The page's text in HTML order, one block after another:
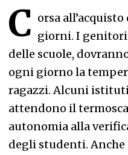
C orsa
giorni. I
delle scuole,
ogni giorno la
ragazzi. Alcuni
attendono il
autonomia alla
degli studenti.